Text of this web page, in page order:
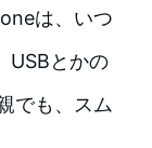
は、いつ
USBとかの
でも、スム